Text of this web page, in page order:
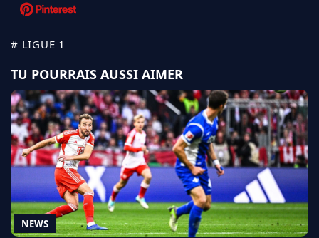
# LIGUE 1
TU POURRAIS AUSSI AIMER
NEWS